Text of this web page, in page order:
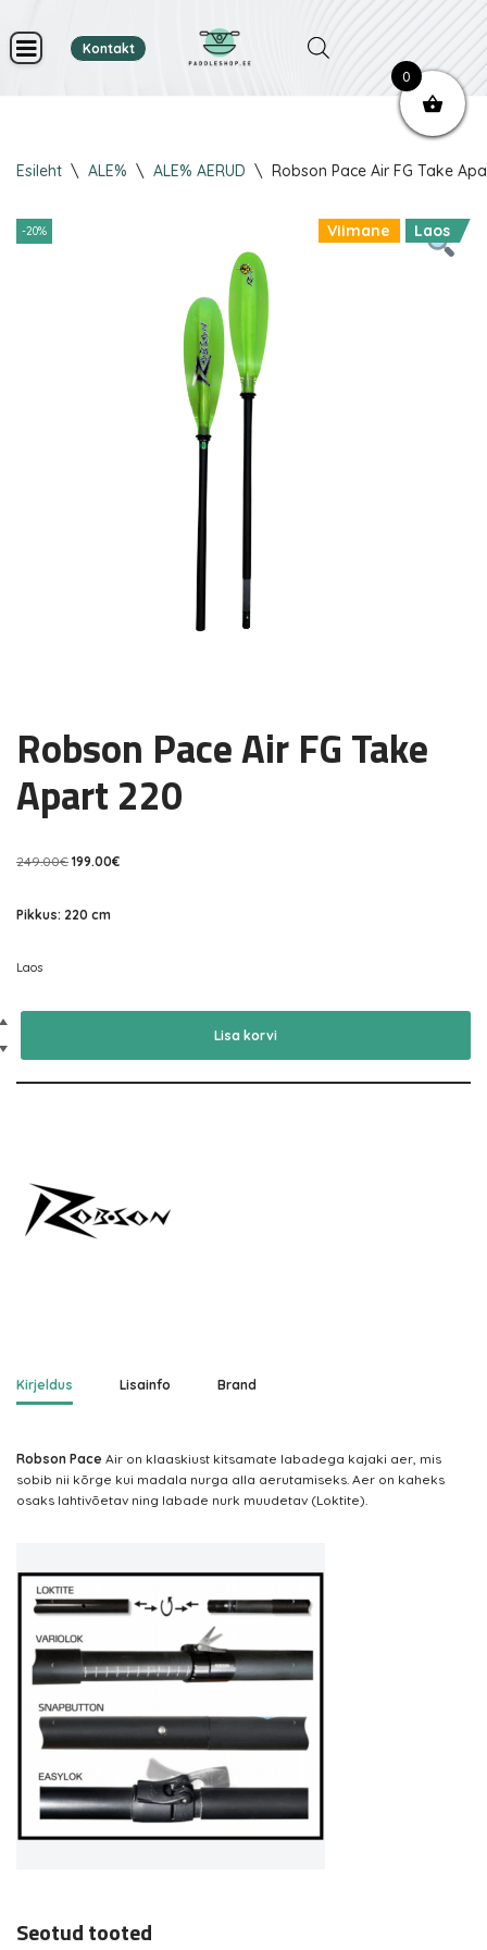
Skip
content
Kontakt
Esileht \ ALE% \ ALE% AERUD \ Robson Pace Air FG Take
-20% Viimane Laos
Robson Pace Air FG Take
Apart 220
249.00€ 199.00€
Pikkus: 220 cm
Laos
Lisa korvi
Kirjeldus Lisainfo Brand
Robson Pace Air on klaaskiust kitsamate labadega kajaki aer, mis
sobib nii kõrge kui madala nurga alla aerutamiseks. Aer on kaheks
osaks lahtivõetav ning labade nurk muudetav (Loktite).
Seotud tooted
0